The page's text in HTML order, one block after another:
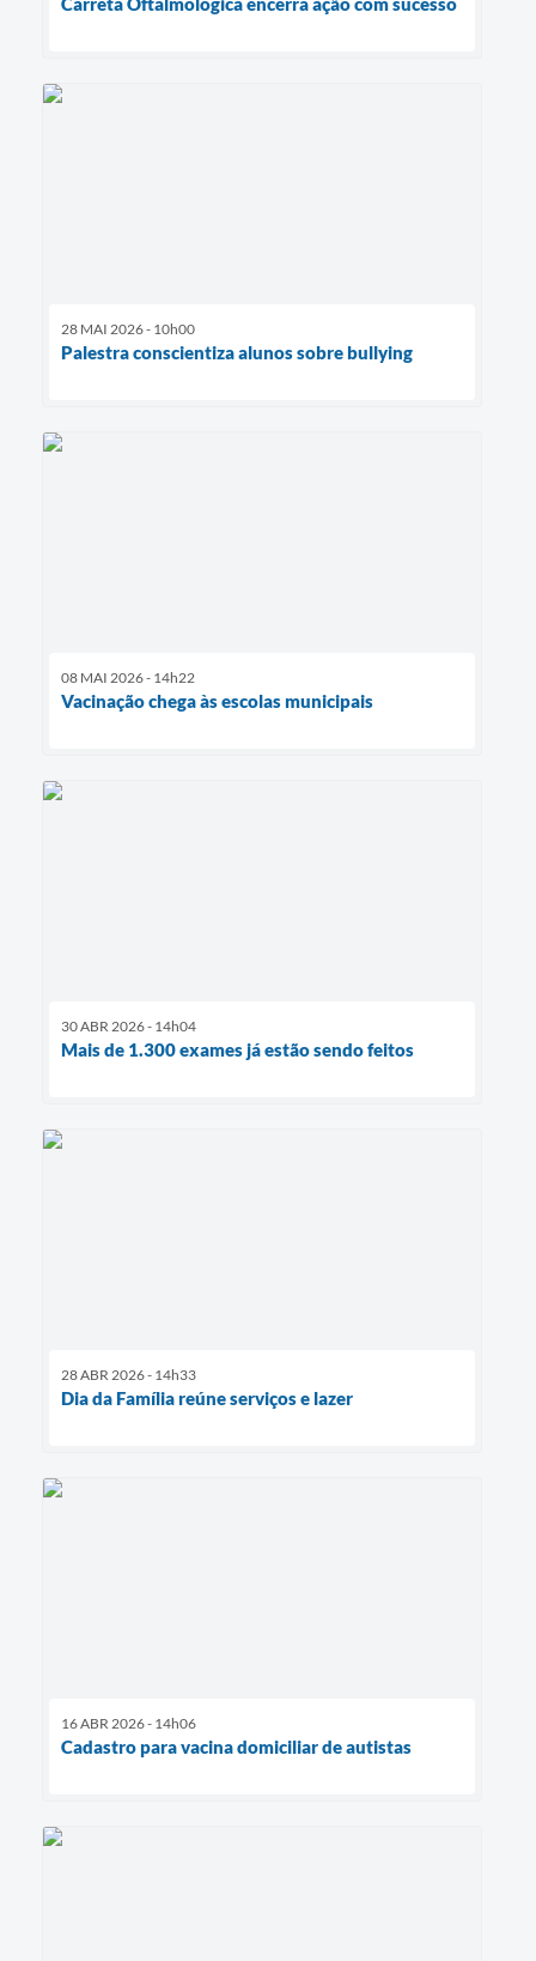
28 MAI 2026 - 10h00
Palestra conscientiza alunos sobre bullying
08 MAI 2026 - 14h22
Vacinação chega às escolas municipais
30 ABR 2026 - 14h04
Mais de 1.300 exames já estão sendo feitos
28 ABR 2026 - 14h33
Dia da Família reúne serviços e lazer
16 ABR 2026 - 14h06
Cadastro para vacina domiciliar de autistas